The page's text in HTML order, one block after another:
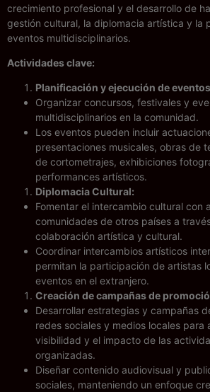
crecimiento profesional y el desarrollo de
gestión cultural, la diplomacia artística y la
eventos multidisciplinarios.
Actividades clave:
Planificación y ejecución de
Organizar concursos, festivales y
multidisciplinarios en la comunidad.
Los eventos pueden incluir
presentaciones musicales, obras de
de cortometrajes, exhibiciones
performances artísticos.
Diplomacia Cultural:
Fomentar el intercambio cultural con
comunidades de otros países a
colaboración artística y cultural.
Coordinar intercambios artísticos
permitan la participación de artistas
eventos en el extranjero.
Creación de campañas de
Desarrollar estrategias y campañas
redes sociales y medios locales para
visibilidad y el impacto de las
organizadas.
Diseñar contenido audiovisual y
sociales, manteniendo un enfoque